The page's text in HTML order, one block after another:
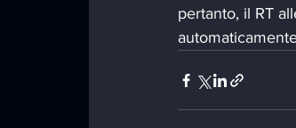
pertanto, il RT